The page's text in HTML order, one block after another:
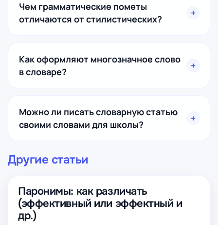
Чем грамматические пометы
отличаются от стилистических?
Как оформляют многозначное слово
в словаре?
Можно ли писать словарную статью
своими словами для школы?
Другие статьи
Паронимы: как различать
(эффективный или эффектный и
др.)